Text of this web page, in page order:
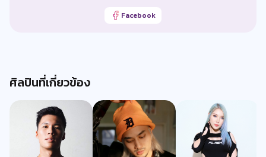
Facebook
ศิลปินที่เกี่ยวข้อง